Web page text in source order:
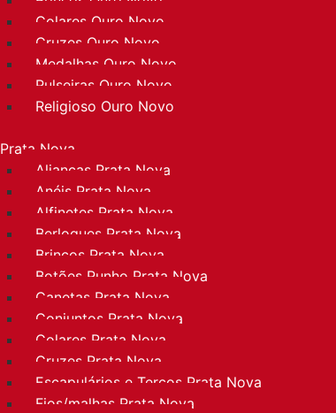
Colares Ouro Novo
Cruzes Ouro Novo
Medalhas Ouro Novo
Pulseiras Ouro Novo
Religioso Ouro Novo
Prata Nova
Alianças Prata Nova
Anéis Prata Nova
Alfinetes Prata Nova
Berloques Prata Nova
Brincos Prata Nova
Botões Punho Prata Nova
Canetas Prata Nova
Conjuntos Prata Nova
Colares Prata Nova
Cruzes Prata Nova
Escapulários e Terços Prata Nova
Fios/malhas Prata Nova